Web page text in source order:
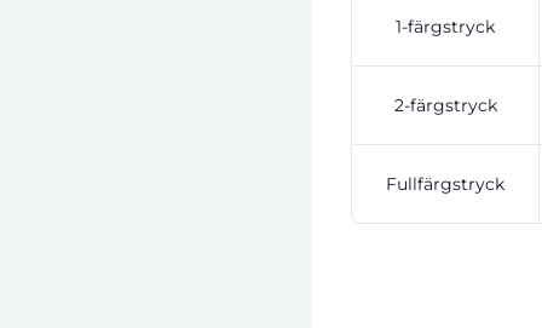
1-färgstryck
2-färgstryck
Fullfärgstryck